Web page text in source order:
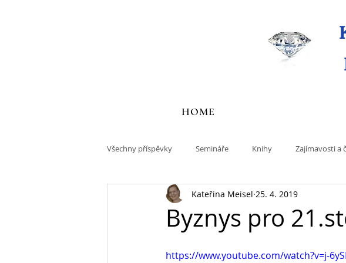
HOME
Všechny příspěvky Semináře Knihy Zajímavosti a
Byznys pro
Kateřina Meisel 25. 4. 2019
https://www.youtube.com/watch?v=j-